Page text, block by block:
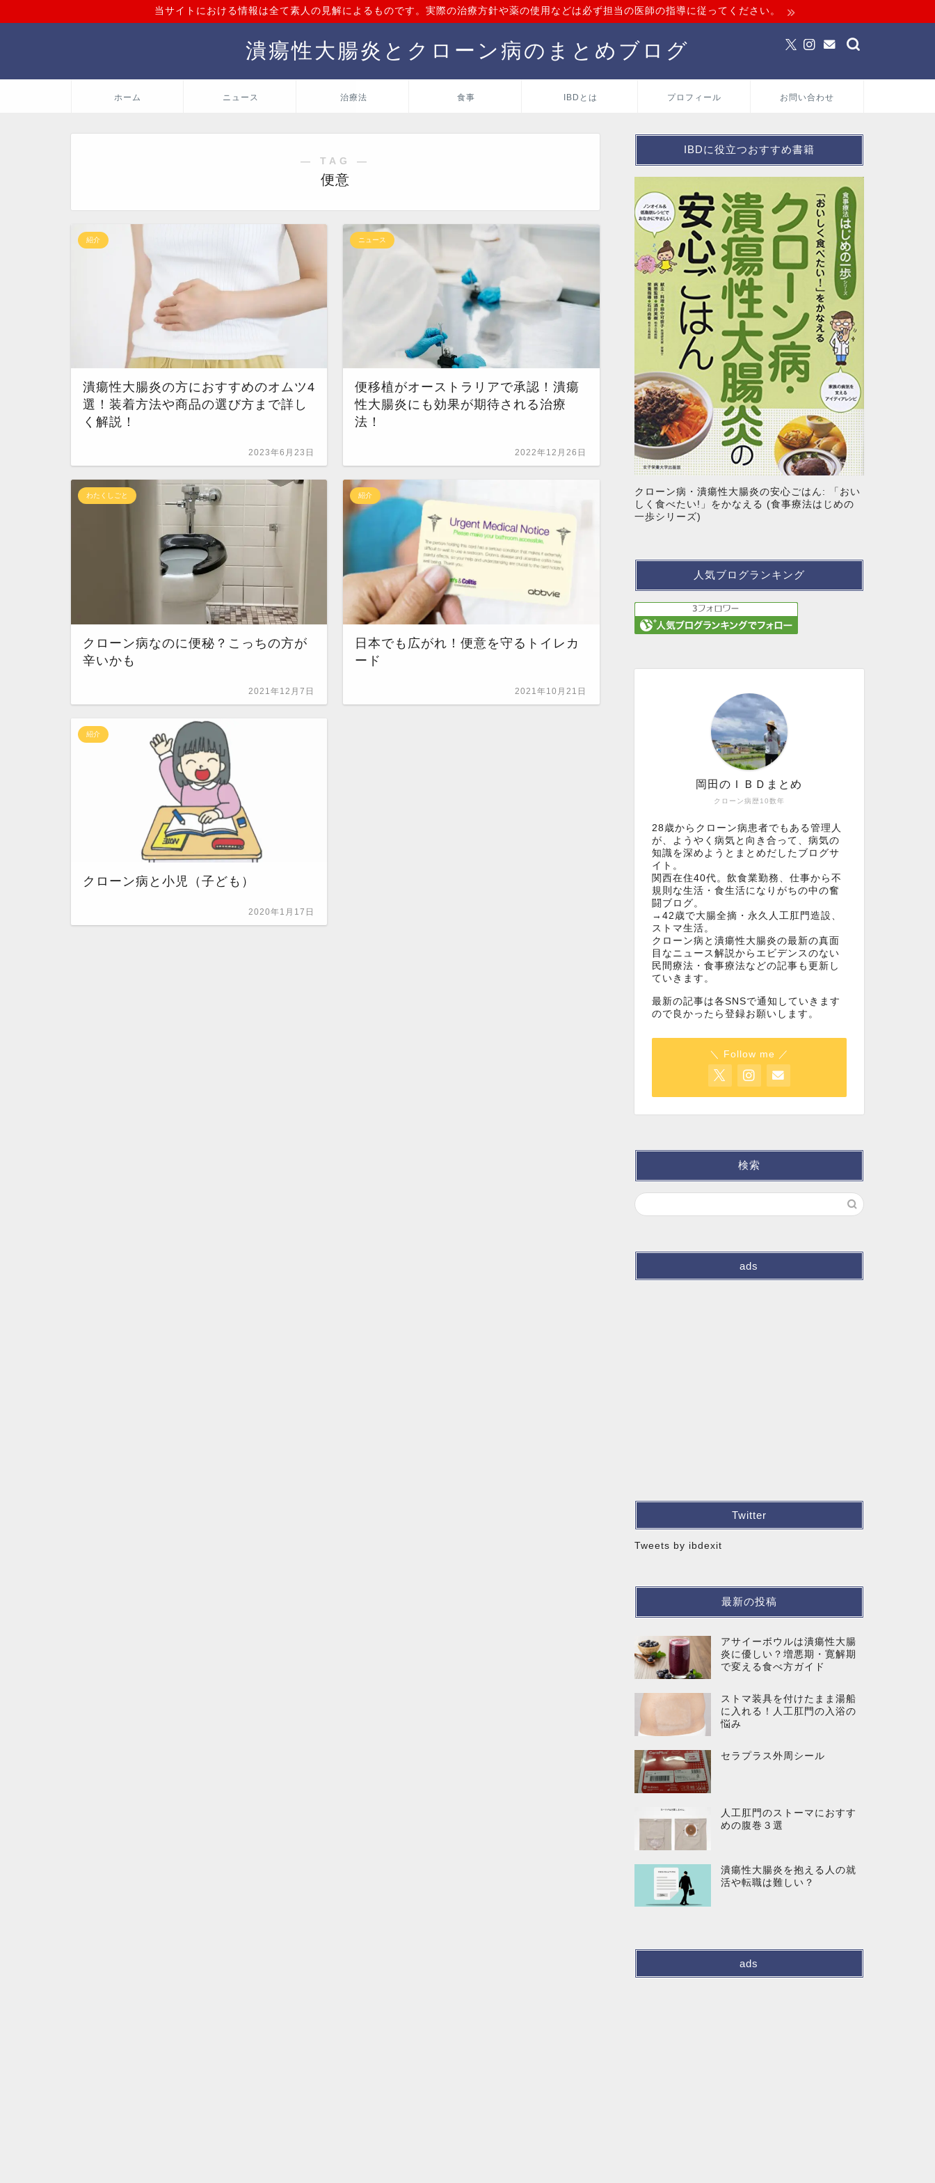
当サイトにおける情報は全て素人の見解によるものです。実際の治療方針や薬の使用などは必ず担当の医師の指導に従ってください。
潰瘍性大腸炎とクローン病のまとめブログ
ホーム ニュース 治療法 食事 IBDとは プロフィール お問い合わせ
― TAG ―
便意
紹介
潰瘍性大腸炎の方におすすめのオムツ4
選！装着方法や商品の選び方まで詳し
く解説！
2023年6月23日
ニュース
便移植がオーストラリアで承認！潰瘍
性大腸炎にも効果が期待される治療
法！
2022年12月26日
わたくしごと
クローン病なのに便秘？こっちの方が
辛いかも
2021年12月7日
紹介
日本でも広がれ！便意を守るトイレカ
ード
2021年10月21日
紹介
クローン病と小児（子ども）
2020年1月17日
IBDに役立つおすすめ書籍
クローン病・潰瘍性大腸炎の安心ごはん: 「おい
しく食べたい!」をかなえる (食事療法はじめの
一歩シリーズ)
人気ブログランキング
クローン病歴10数年
岡田のＩＢＤまとめ
28歳からクローン病患者でもある管理人
が、ようやく病気と向き合って、病気の
知識を深めようとまとめだしたブログサ
イト。
関西在住40代。飲食業勤務、仕事から不
規則な生活・食生活になりがちの中の奮
闘ブログ。
→42歳で大腸全摘・永久人工肛門造設、
ストマ生活。
クローン病と潰瘍性大腸炎の最新の真面
目なニュース解説からエビデンスのない
民間療法・食事療法などの記事も更新し
ていきます。
最新の記事は各SNSで通知していきます
ので良かったら登録お願いします。
＼ Follow me ／
検索
ads
Twitter
Tweets by ibdexit
最新の投稿
アサイーボウルは潰瘍性大腸
炎に優しい？増悪期・寛解期
で変える食べ方ガイド
ストマ装具を付けたまま湯船
に入れる！人工肛門の入浴の
悩み
セラプラス外周シール
人工肛門のストーマにおすす
めの腹巻３選
潰瘍性大腸炎を抱える人の就
活や転職は難しい？
ads